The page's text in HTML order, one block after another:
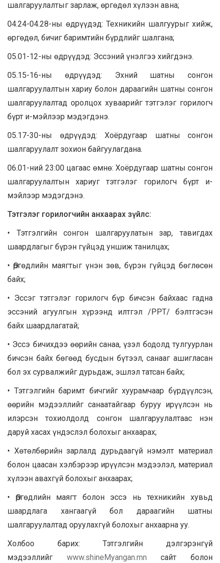
шалгаруулалтыг зарлаж, өргөдөл хүлээн авна;
04.24-04.28-ны өдрүүдэд: Техникийн шалгуурыг хийж,
өргөдөл, бичиг баримтийн бүрдлийг шалгана;
05.01-12-ны өдрүүдэд: Эссэний үнэлгээ хийгдэнэ.
05.15-16-ны өдрүүдэд: Эхний шатны сонгон
шалгаруулалтын хариу болон дараагийн шатны сонгон
шалгаруулалтад оролцох хуваарийг тэтгэлэг горилогч
бүрт и-мэйлээр мэдэгдэнэ.
05.17-30-ны өдрүүдэд: Хоёрдугаар шатны сонгон
шалгаруулалт зохион байгуулагдана.
06.01-ний 23:00 цагаас өмнө: Хоёрдугаар шатны сонгон
шалгаруулалтын хариуг тэтгэлэг горилогч бүрт и-
мэйлээр мэдэгдэнэ.
Тэтгэлэг горилогчийн анхаарах зүйлс:
• Тэтгэлгийн сонгон шалгаруулатын зар, тавигдах
шаардлагыг бүрэн гүйцэд уншиж танилцах;
• Өргөдлийн маягтыг үнэн зөв, бүрэн гүйцэд бөглөсөн
байх;
• Эссэг тэтгэлэг горилогч бүр бичсэн байхаас гадна
эссэний агуулгын хүрээнд илтгэл /PPT/ бэлтгэсэн
байх шаардлагатай;
• Эссэ бичихдээ өөрийн санаа, үзэл бодолд тулгуурлан
бичсэн байх бөгөөд бусдын бүтээл, санааг ашигласан
бол эх сурвалжийг дурьдаж, эшлэл татсан байх;
• Тэтгэлгийн баримт бичгийг хуурамчаар бүрдүүлсэн,
өөрийн мэдээллийг санаатайгаар буруу ирүүлсэн нь
илэрсэн тохиолдолд сонгон шалгаруулалтаас нэн
даруй хасах үндэслэл болохыг анхаарах;
• Хөтөлбөрийн зарлалд дурьдаагүй нэмэлт материал
болон цаасан хэлбэрээр ирүүлсэн мэдээлэл, материал
хүлээн авахгүй болохыг анхаарах;
• Өргөдлийн маягт болон эссэ нь техникийн хувьд
шаардлага хангаагүй бол дараагийн шатны
шалгаруулалтад оруулахгүй болохыг анхаарна уу.
Холбоо барих: Тэтгэлгийн дэлгэрэнгүй
мэдээллийг www.shineMyangan.mn сайт болон